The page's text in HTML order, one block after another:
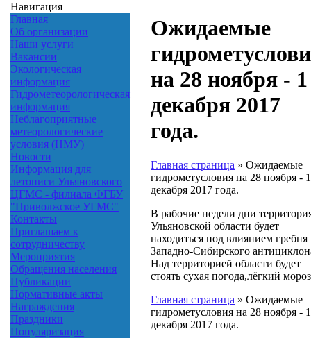
Навигация
Главная
Об организации
Наши услуги
Вакансии
Экологическая
информация
Гидрометеорологическая
информация
Неблагоприятные
метеорологические
условия (НМУ)
Новости
Информация для
летописи Ульяновского
ЦГМС - филиала ФГБУ
"Приволжское УГМС"
Контакты
Приглашаем к
сотрудничеству
Мероприятия
Обращения населения
Публикации
Нормативные акты
Награждения
Праздники
Популяризация
Ожидаемые
на 28 ноября - 1
декабря 2017
года.
Главная страница » Ожидаемые
гидрометусловия на 28 ноября - 1
декабря 2017 года.
В рабочие недели дни
Ульяновской области будет
находиться под влиянием гребня
Западно-Сибирского
Над территорией области будет
стоять сухая погода,лёгкий
Главная страница » Ожидаемые
гидрометусловия на 28 ноября - 1
декабря 2017 года.